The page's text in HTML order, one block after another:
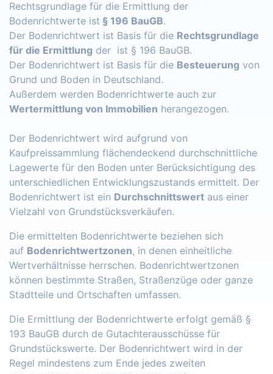
Rechtsgrundlage für die Ermittlung der
Bodenrichtwerte ist § 196 BauGB.
Der Bodenrichtwert ist Basis für die Rechtsgrundlage
für die Ermittlung der ist § 196 BauGB.
Der Bodenrichtwert ist Basis für die Besteuerung von
Grund und Boden in Deutschland.
Außerdem werden Bodenrichtwerte auch zur
Wertermittlung von Immobilien herangezogen.
Der Bodenrichtwert wird aufgrund von
Kaufpreissammlung flächendeckend durchschnittliche
Lagewerte für den Boden unter Berücksichtigung des
unterschiedlichen Entwicklungszustands ermittelt. Der
Bodenrichtwert ist ein Durchschnittswert aus einer
Vielzahl von Grundstücksverkäufen.
Die ermittelten Bodenrichtwerte beziehen sich
auf Bodenrichtwertzonen, in denen einheitliche
Wertverhältnisse herrschen. Bodenrichtwertzonen
können bestimmte Straßen, Straßenzüge oder ganze
Stadtteile und Ortschaften umfassen.
Die Ermittlung der Bodenrichtwerte erfolgt gemäß §
193 BauGB durch de Gutachterausschüsse für
Grundstückswerte. Der Bodenrichtwert wird in der
Regel mindestens zum Ende jedes zweiten